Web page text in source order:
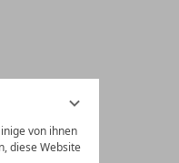
von ihnen
diese Website